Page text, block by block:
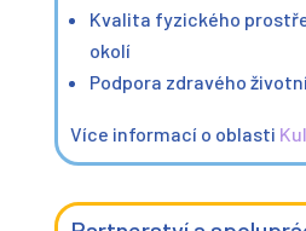
Kvalita fyzického
okolí
Podpora zdravého
Více informací o oblasti